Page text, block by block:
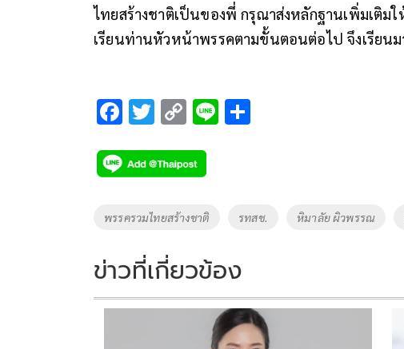
ไทยสร้างชาติเป็นของพี่ กรุณาส่งหลักฐานเพิ่มเติม
เรียนท่านหัวหน้าพรรคตามขั้นตอนต่อไป จึงเรียน
F
e
b
o
k
T
tt
er
C
p
y
Li
k
Li
Tags
พรรครวมไทยสร้างชาติ รทสช. หิมาลัย ผิวพรรณ
ข่าวที่เกี่ยวข้อง